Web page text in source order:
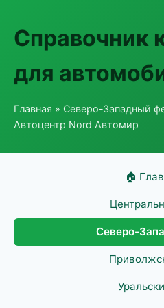
Справочник
для
Главная » Северо-Западный
Автоцентр Nord Автомир
🏠
Северо-